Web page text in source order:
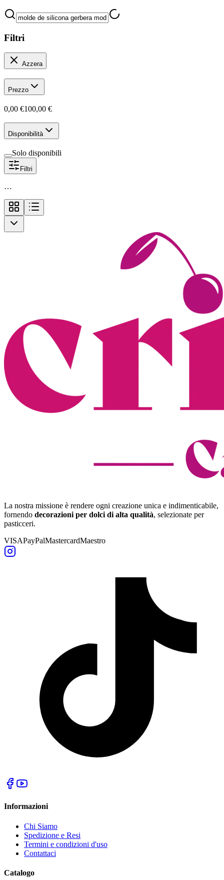
Filtri
Azzera
Prezzo
0,00 €100,00 €
Disponibilità
Solo disponibili
Filtri
…
La nostra missione è rendere ogni creazione unica e indimenticabile,
fornendo decorazioni per dolci di alta qualità, selezionate per
pasticceri.
VISAPayPalMastercardMaestro
Informazioni
Chi Siamo
Spedizione e Resi
Termini e condizioni d'uso
Contattaci
Catalogo